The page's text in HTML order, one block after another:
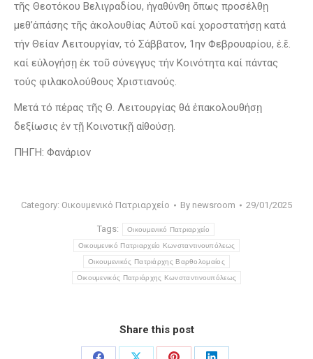
τῆς Θεοτόκου Βελιγραδίου, ἠγαθύνθη ὅπως προσέλθῃ
μεθ’ἁπάσης τῆς ἀκολουθίας Αὐτοῦ καί χοροστατήσῃ κατά
τήν Θείαν Λειτουργίαν, τό Σάββατον, 1ην Φεβρουαρίου, ἐ.ἔ.
καί εὐλογήσῃ ἐκ τοῦ σύνεγγυς τήν Κοινότητα καί πάντας
τούς φιλακολούθους Χριστιανούς.
Μετά τό πέρας τῆς Θ. Λειτουργίας θά ἐπακολουθήσῃ
δεξίωσις ἐν τῇ Κοινοτικῇ αἰθούσῃ.
ΠΗΓΗ: Φανάριον
Category: Οικουμενικό Πατριαρχείο By newsroom 29/01/2025
Tags: Οικουμενικό Πατριαρχείο
Οικουμενικό Πατριαρχείο Κωνσταντινουπόλεως
Οικουμενικός Πατριάρχης Βαρθολομαίος
Οικουμενικός Πατριάρχης Κωνσταντινουπόλεως
Share this post